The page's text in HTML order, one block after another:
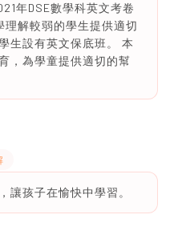
年DSE數學科英文考卷
解較弱的學生提供適切
生設有英文保底班。 本
，為學童提供適切的幫
讓孩子在愉快中學習。